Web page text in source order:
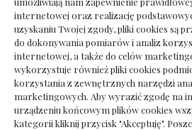
internetowej oraz realizację
uzyskaniu Twojej zgody, pliki cookies są
do dokonywania pomiarów i analiz
internetowej, a także do celów
wykorzystuje również pliki cookies
korzystania z zewnętrznych narzędzi
marketingowych. Aby wyrazić zgodę na
urządzeniu końcowym plików cookies
kategorii kliknij przycisk "Akceptuję".
Deska podłogowa do
pośpiechu